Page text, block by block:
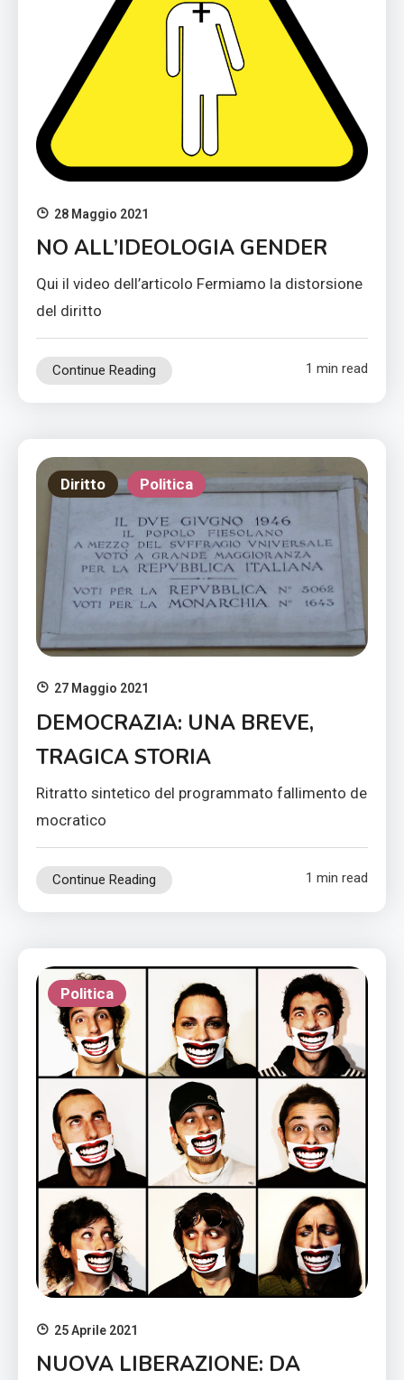
28 Maggio 2021
NO ALL’IDEOLOGIA GENDER
Qui il video dell’articolo Fermiamo la distorsione
del diritto
Continue Reading 1 min read
Diritto Politica
27 Maggio 2021
DEMOCRAZIA: UNA BREVE,
TRAGICA STORIA
Ritratto sintetico del programmato fallimento de
mocratico
Continue Reading 1 min read
Politica
25 Aprile 2021
NUOVA LIBERAZIONE: DA